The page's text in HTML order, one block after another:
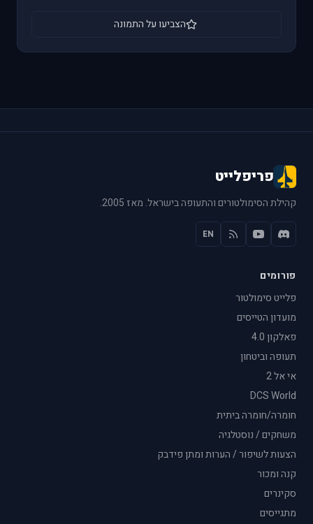
הצביעו על התמונה
פריפלייט
קהילת הסימולטורים והתעופה בישראל. מאז 2005.
EN
פורומים
פלייט סימולטור
מועדון הטייסים
פאלקון 4.0
תעופה וביטחון
אי אל 2
DCS World
חומרה/חומרה ביתית
משחקים / נוסטלגיה
הצעות לשיפור / הערות ומתן פידבק
קנה ומכור
סקינרים
מתגייסים